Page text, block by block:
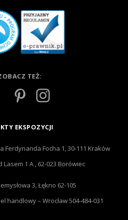
TEŻ:
EKSPOZYCJI
Ferdynanda Focha 1, 30-111 Kraków
Lasem 1 A , 62-023 Borówiec
3, Łękno 62-105
handlowy – Wrocław 504-484-031